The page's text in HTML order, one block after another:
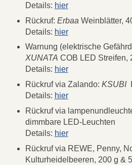
Details: hier
Rückruf: Erbaa Weinblätter,
Details: hier
Warnung (elektrische
XUNATA COB LED Streifen,
Details: hier
Rückruf via Zalando: KSUBI
Details: hier
Rückruf via
dimmbare LED-Leuchten
Details: hier
Rückruf via REWE, Penny,
Kulturheidelbeeren, 200 g &